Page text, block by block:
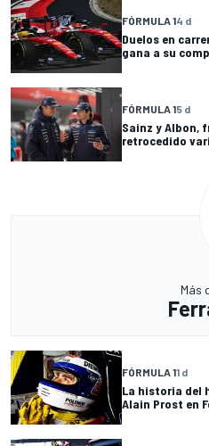
FÓRMULA 14 d
Duelos en
gana a su
FÓRMULA 15 d
Sainz y Albon,
retrocedido
Más
FÓRMULA 11 d
La historia del
Alain Prost en